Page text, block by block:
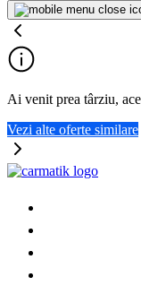
Ai venit prea târziu,
Vezi alte oferte similare